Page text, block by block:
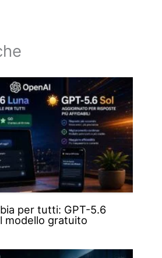
per tutti: GPT-5.6
modello gratuito